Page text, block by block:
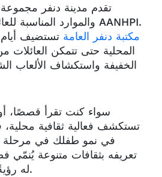
تقدم مدينة دنفر
والموارد المناسبة للعائلة طوال شهر تراث AANHPI.
مكتبة دنفر العامة تستضيف أيام
المحلية حتى تتمكن العائلات
الخفيفة واستكشاف الألعاب
سواء كنت تقرأ قصصًا، أو
تستكشف فعالية ثقافية
في نمو طفلك في مرحلة
تعريفه بثقافات متنوعة يُنمّي
له رؤيةً أكثر شموليةً للعالم.